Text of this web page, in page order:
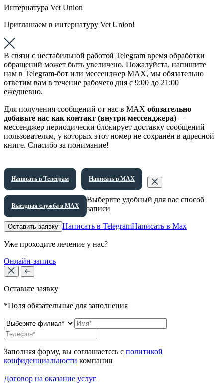
Интернатура Vet Union
Приглашаем в интернатуру Vet Union!
В связи с нестабильной работой Telegram время обработки
обращений может быть увеличено. Пожалуйста, напишите
нам в Telegram-бот или мессенджер МАХ, мы обязательно
ответим вам в течение рабочего дня с 9:00 до 21:00
ежедневно.
Для получения сообщений от нас в МАХ обязательно
добавьте нас как контакт (внутри мессенджера) —
мессенджер периодически блокирует доставку сообщений
пользователям, у которых этот номер не сохранён в адресной
книге. Спасибо за понимание!
Написать в Телеграм Написать в МАХ
Выездная служба в МАХ
Выберите удобный для вас способ
записи
Оставить заявку Написать в TelegramНаписать в Max
Уже проходите лечение у нас?
Онлайн-запись
Оставьте заявку
*Поля обязательные для заполнения
Заполняя форму, вы соглашаетесь с политикой
конфиденциальности компании
Договор на оказание услуг